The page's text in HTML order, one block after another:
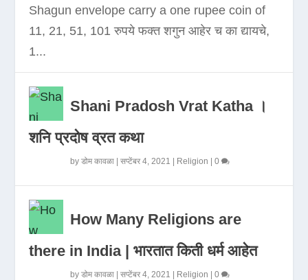
Shagun envelope carry a one rupee coin of
11, 21, 51, 101 रुपये फक्त शगुन आहेर च का द्यायचे,
1...
Shani Pradosh Vrat Katha ।
शनि प्रदोष व्रत कथा
byडोम कावळा |सप्टेंबर 4, 2021 Religion |0
How Many Religions are
there in India | भारतात किती धर्म आहेत
byडोम कावळा |सप्टेंबर 4, 2021 Religion |0